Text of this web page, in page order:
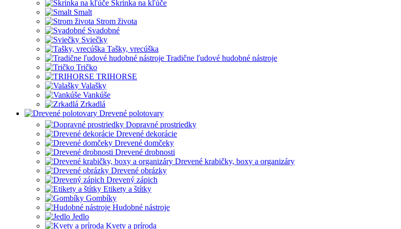
Skrinka na kľúče
Smalt
Strom života
Svadobné
Sviečky
Tašky, vrecúška
Tradične ľudové hudobné nástroje
Tričko
TRIHORSE
Valašky
Vankúše
Zrkadlá
Drevené polotovary
Dopravné prostriedky
Drevené dekorácie
Drevené domčeky
Drevené drobnosti
Drevené krabičky, boxy a organizáry
Drevené obrázky
Drevený zápich
Etikety a štítky
Gombíky
Hudobné nástroje
Jedlo
Kvety a príroda